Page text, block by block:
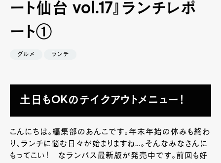
ート仙台 vol.17』ランチレポ
ート①
グルメ ランチ
土日もOKのテイクアウトメニュー！
こんにちは。編集部のあんこです。年末年始の休みも終わ
り、ランチに悩む日々が始まりますね…。そんなみなさんに
もってこい！ なランパス最新版が発売中です。前回も好